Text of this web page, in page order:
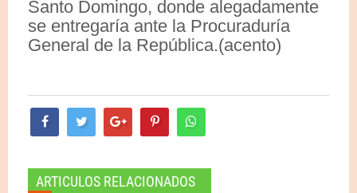
Santo Domingo, donde alegadamente
se entregaría ante la Procuraduría
General de la República.(acento)
ARTICULOS RELACIONADOS